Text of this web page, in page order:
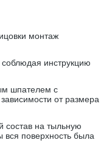
монтаж
соблюдая инструкцию
шпателем с
от размера
состав на тыльную
вся поверхность была